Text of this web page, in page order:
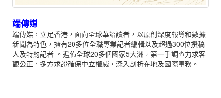
端傳媒
端傳媒，立足香港，面向全球華語讀者，以原創深度報導和數據
新聞為特色，擁有20多位全職專業記者編輯以及超過300位撰稿
人及特約記者 。遍佈全球20多個國家5大洲，第一手調查力求客
觀公正，多方求證確保中立權威，深入剖析在地及國際事務。